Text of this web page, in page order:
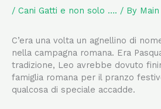
/ Cani Gatti e non solo …. / By
C’era una volta un agnellino di
nella campagna romana. Era
tradizione, Leo avrebbe dovuto
famiglia romana per il pranzo
qualcosa di speciale accadde.